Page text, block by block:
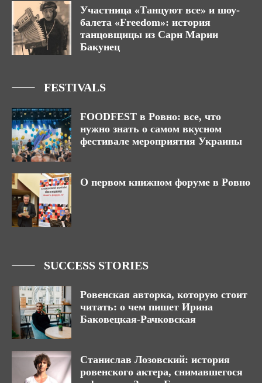
Участница «Танцуют все» и шоу-
балета «Freedom»: история
танцовщицы из Сарн Марии
Бакунец
FESTIVALS
FOODFEST в Ровно: все, что
нужно знать о самом вкусном
фестивале мероприятия Украины
О первом книжном форуме в Ровно
SUCCESS STORIES
Ровенская авторка, которую стоит
читать: о чем пишет Ирина
Баковецкая-Рачковская
Станислав Лозовский: история
ровенского актера, снимавшегося